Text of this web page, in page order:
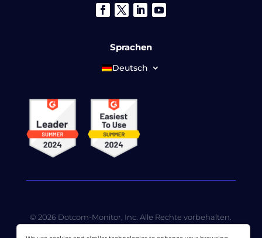
Sprachen
Deutsch
© 2026 Dotcom-Monitor, Inc. Alle Rechte vorbehalten.